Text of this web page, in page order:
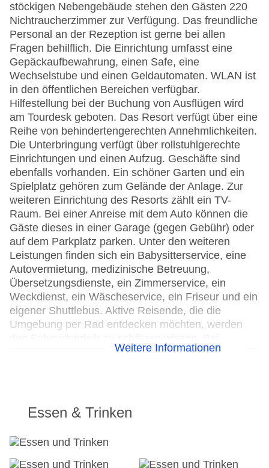
stöckigen Nebengebäude stehen den Gästen 220
Nichtraucherzimmer zur Verfügung. Das freundliche
Personal an der Rezeption ist gerne bei allen
Fragen behilflich. Die Einrichtung umfasst eine
Gepäckaufbewahrung, einen Safe, eine
Wechselstube und einen Geldautomaten. WLAN ist
in den öffentlichen Bereichen verfügbar.
Hilfestellung bei der Buchung von Ausflügen wird
am Tourdesk geboten. Das Resort verfügt über eine
Reihe von behindertengerechten Annehmlichkeiten.
Die Unterbringung verfügt über rollstuhlgerechte
Einrichtungen und einen Aufzug. Geschäfte sind
ebenfalls vorhanden. Ein schöner Garten und ein
Spielplatz gehören zum Gelände der Anlage. Zur
weiteren Einrichtung des Resorts zählt ein TV-
Raum. Bei einer Anreise mit dem Auto können die
Gäste dieses in einer Garage (gegen Gebühr) oder
auf dem Parkplatz parken. Unter den weiteren
Leistungen finden sich ein Babysitterservice, eine
Autovermietung, medizinische Betreuung,
Übersetzungsdienste, ein Zimmerservice, ein
Weckdienst, ein Wäscheservice, ein Friseur und ein
eigener Shuttlebus. Aktive Reisende, die die
Umgebung per Rad entdecken möchten, werden
Geschäftlichem hilft das Business-Center gerne
Parkplatz
Check-in von: 03:00:00
Konferenzraum
Garage: gegen Gebühr
Weitere Informationen
Essen & Trinken